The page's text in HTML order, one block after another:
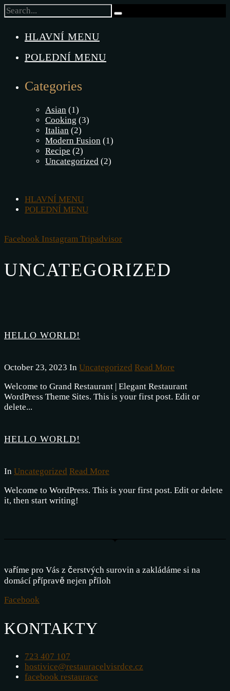
Close
HLAVNÍ MENU
POLEDNÍ MENU
Categories
Asian (1)
Cooking (3)
Italian (2)
Modern Fusion (1)
Recipe (2)
Uncategorized (2)
HLAVNÍ MENU
POLEDNÍ MENU
Facebook Instagram Tripadvisor
UNCATEGORIZED
HELLO WORLD!
October 23, 2023 In Uncategorized Read More
Welcome to Grand Restaurant | Elegant Restaurant
WordPress Theme Sites. This is your first post. Edit or
delete...
HELLO WORLD!
In Uncategorized Read More
Welcome to WordPress. This is your first post. Edit or delete
it, then start writing!
vaříme pro Vás z čerstvých surovin a zakládáme si na
domácí přípravě nejen příloh
Facebook
KONTAKTY
723 407 107
hostivice@restauracelvisrdce.cz
facebook restaurace